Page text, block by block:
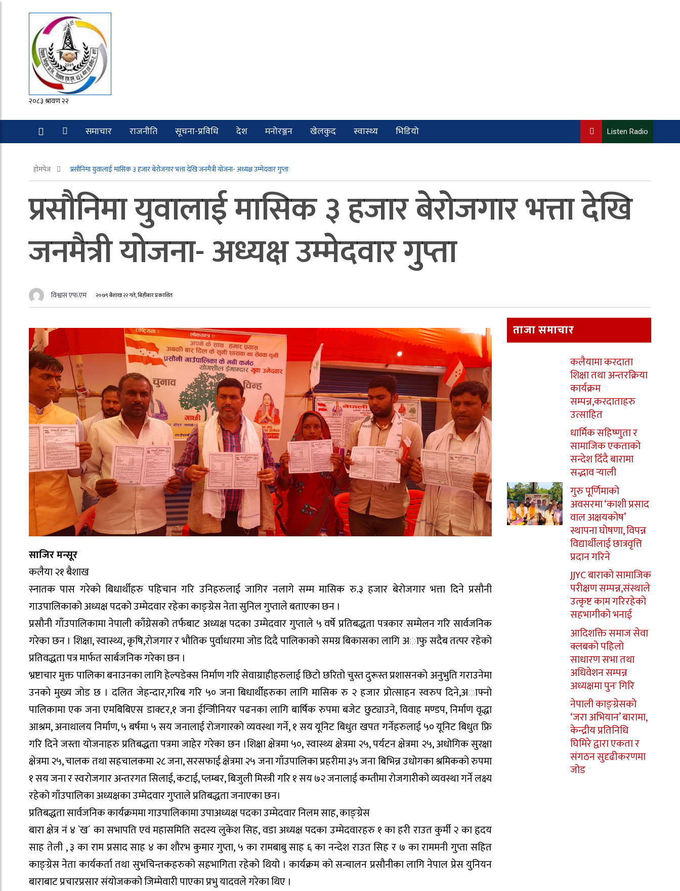
२०८३ श्रावण २२
समाचार राजनीति सूचना-प्रविधि देश मनोरञ्जन खेलकुद स्वास्थ्य
भिडियो
Listen Radio
होमपेज प्रसौनिमा युवालाई मासिक ३ हजार बेरोजगार भत्ता देखि जनमैत्री योजना- अध्यक्ष उम्मेदवार गुप्ता
प्रसौनिमा युवालाई मासिक ३ हजार बेरोजगार भत्ता देखि
जनमैत्री योजना- अध्यक्ष उम्मेदवार गुप्ता
विश्वास एफ.एम २०७९ बैशाख २२ गते, बिहीबार प्रकाशित
साजिर मन्सूर
कलैया २१ बैशाख
स्नातक पास गरेको बिधार्थीहरु पहिचान गरि उनिहरुलाई जागिर नलागे सम्म मासिक रु.३ हजार बेरोजगार भत्ता दिने प्रसौनी
गाउपालिकाको अध्यक्ष पदको उम्मेदवार रहेका काङ्ग्रेस नेता सुनिल गुप्ताले बताएका छन ।
प्रसौनी गाँउपालिकामा नेपाली काँग्रेसको तर्फबाट अध्यक्ष पदका उम्मेदवार गुप्ताले ५ वर्षे प्रतिबद्धता पत्रकार सम्मेलन गरि सार्वजनिक
गरेका छन । शिक्षा, स्वास्थ्य, कृषि,रोजगार र भौतिक पुर्वाधारमा जोड दिदै पालिकाको समग्र बिकासका लागि अाफु सदैब तत्पर रहेकाे
प्रतिवद्धता पत्र मार्फत सार्बजनिक गरेका छन ।
भ्रष्टाचार मुक्त पालिका बनाउनका लागि हेल्पडेक्स निर्माण गरि सेवाग्राहीहरुलाई छिटो छरितो चुस्त दुरूस्त प्रशासनकाे अनुभुति गराउनेमा
उनकाे मुख्य जाेड छ । दलित जेहन्दार,गरिब गरि ५० जना बिधार्थीहरुका लागि मासिक रु २ हजार प्रोत्साहन स्वरुप दिने,अाफ्नाे
पालिकामा एक जना एमबिबिएस डाक्टर,१ जना ईन्जिीनियर पढनका लागि बार्षिक रुपमा बजेट छुट्याउने, विवाह मण्डप, निर्माण वृद्धा
आश्रम, अनाथालय निर्माण, ५ बर्षमा ५ सय जनालाई रोजगारको व्यवस्था गर्ने, १ सय यूनिट बिधुत खपत गर्नेहरुलाई ५० यूनिट बिधुत फ्रि
गरि दिने जस्ता योजनाहरु प्रतिबद्धता पत्रमा जाहेर गरेका छन ।शिक्षा क्षेत्रमा ५०, स्वास्थ्य क्षेत्रमा २५, पर्यटन क्षेत्रमा २५, अधोगिक सुरक्षा
क्षेत्रमा २५, चालक तथा सहचालकमा २८ जना, सरसफाई क्षेत्रमा २५ जना गाँउपालिका प्रहरीमा ३५ जना बिभिन्न उधोगका श्रमिकको रुपमा
१ सय जना र स्वरोजगार अन्तरगत सिलाई, कटाई, प्लम्बर, बिजुली मिस्त्री गरि १ सय ७२ जनालाई कम्तीमा रोजगारीको व्यवस्था गर्ने लक्ष्य
रहेको गाँउपालिका अध्यक्षका उम्मेदवार गुप्ताले प्रतिबद्धता जनाएका छन।
प्रतिबद्धता सार्वजनिक कार्यक्रममा गाउपालिकामा उपाअध्यक्ष पदका उम्मेदवार निलम साह, काङ्ग्रेस
बारा क्षेत्र नं ४ `ख´ का सभापति एवं महासमिति सदस्य लुकेश सिह, वडा अध्यक्ष पदका उम्मेदवारहरु १ का हरी राउत कुर्मी २ का हृदय
साह तेली , ३ का राम प्रसाद साह ४ का शौरभ कुमार गुप्ता, ५ का रामबाबु साह ६ का नन्देश राउत सिह र ७ का राममनी गुप्ता सहित
काङ्ग्रेस नेता कार्यकर्ता तथा सुभचिन्तकहरुको सहभागिता रहेको थियो । कार्यक्रम को सन्चालन प्रसौनीका लागि नेपाल प्रेस युनियन
बाराबाट प्रचारप्रसार संयोजकको जिम्मेवारी पाएका प्रभु यादवले गरेका थिए ।
ताजा समाचार
कलैयामा करदाता
शिक्षा तथा अन्तरक्रिया
कार्यक्रम
सम्पन्न,करदाताहरु
उत्साहित
धार्मिक सहिष्णुता र
सामाजिक एकताको
सन्देश दिँदै बारामा
सद्भाव र्‍याली
गुरु पूर्णिमाको
अवसरमा ‘काशी प्रसाद
वाल अक्षयकोष’
स्थापना घोषणा, विपन्न
विद्यार्थीलाई छात्रवृत्ति
प्रदान गरिने
JJYC बाराको सामाजिक
परीक्षण सम्पन्न,संस्थाले
उत्कृष्ट काम गरिरहेको
सहभागीको भनाई
आदिशक्ति समाज सेवा
क्लबको पहिलो
साधारण सभा तथा
अधिवेशन सम्पन्न
अध्यक्षमा पुनः गिरि
नेपाली काङ्ग्रेसको
‘जरा अभियान’ बारामा,
केन्द्रीय प्रतिनिधि
घिमिरे द्वारा एकता र
संगठन सुदृढीकरणमा
जोड